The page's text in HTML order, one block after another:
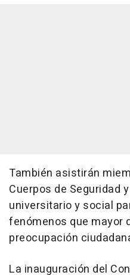
También asistirán
Cuerpos de Seguridad
universitario y social
fenómenos que mayor
preocupación
La inauguración del